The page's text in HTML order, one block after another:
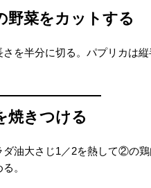
野菜をカットする
さを半分に切る。パプリカは
焼きつける
ダ油大さじ1／2を熱して②の
。